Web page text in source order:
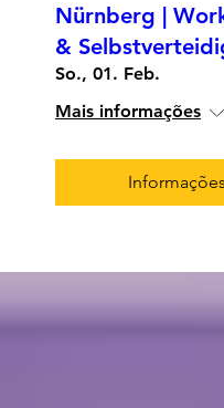
Nürnberg |
&
So., 01. Feb.
Mais informações
Informações